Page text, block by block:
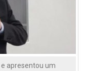
apresentou um